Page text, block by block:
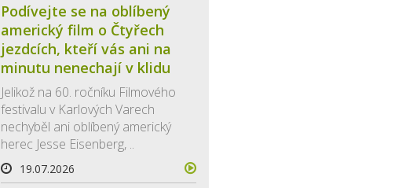
Podívejte se na oblíbený
americký film o Čtyřech
jezdcích, kteří vás ani na
minutu nenechají v klidu
Jelikož na 60. ročníku Filmového
festivalu v Karlových Varech
nechyběl ani oblíbený americký
herec Jesse Eisenberg, ..
19.07.2026